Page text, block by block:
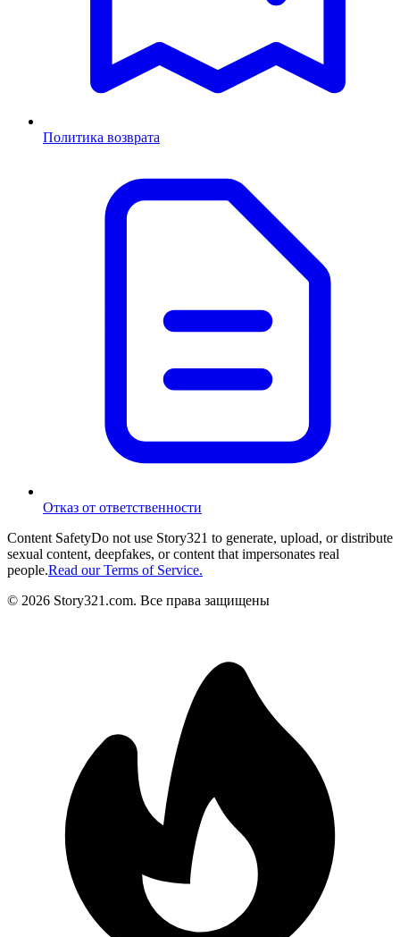
Политика возврата
Отказ от ответственности
Content SafetyDo not use Story321 to generate, upload, or distribute
sexual content, deepfakes, or content that impersonates real
people.Read our Terms of Service.
© 2026 Story321.com. Все права защищены